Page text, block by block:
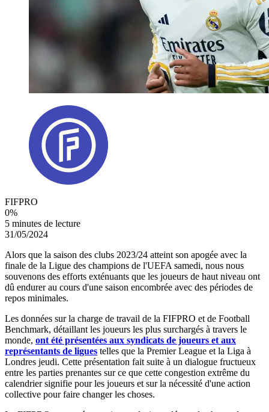
FIFPRO
0%
5 minutes de lecture
31/05/2024
Alors que la saison des clubs 2023/24 atteint son apogée avec la
finale de la Ligue des champions de l'UEFA samedi, nous nous
souvenons des efforts exténuants que les joueurs de haut niveau ont
dû endurer au cours d'une saison encombrée avec des périodes de
repos minimales.
Les données sur la charge de travail de la FIFPRO et de Football
Benchmark, détaillant les joueurs les plus surchargés à travers le
monde, ont été présentées aux syndicats de joueurs et aux
représentants de ligues telles que la Premier League et la Liga à
Londres jeudi. Cette présentation fait suite à un dialogue fructueux
entre les parties prenantes sur ce que cette congestion extrême du
calendrier signifie pour les joueurs et sur la nécessité d'une action
collective pour faire changer les choses.